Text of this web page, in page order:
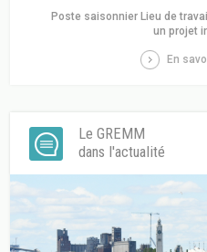
Poste saisonnier Lieu de
un projet
En
Le GREMM
dans l'actualité